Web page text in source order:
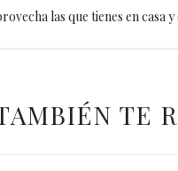
las que tienes en casa y
TE